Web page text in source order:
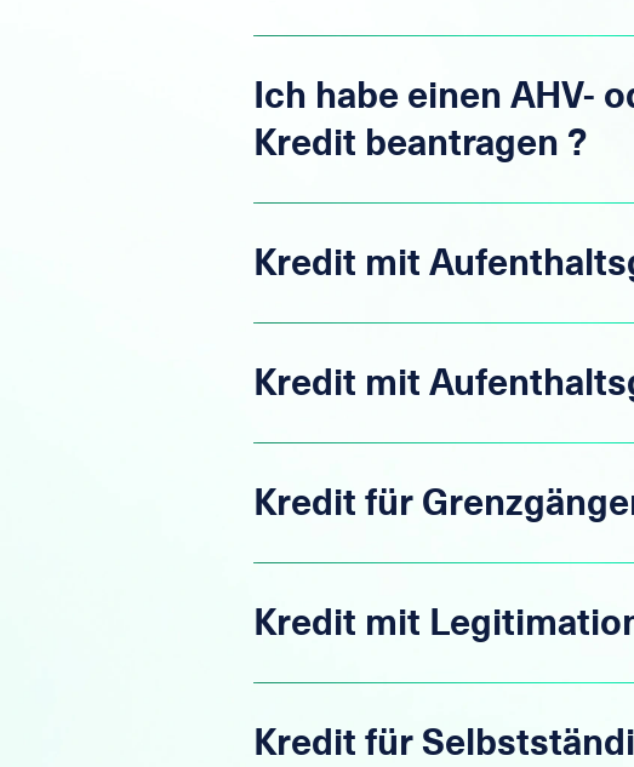
Ich habe einen AHV-
Kredit beantragen ?
Kredit mit
Kredit mit
Kredit für
Kredit mit
Kredit für